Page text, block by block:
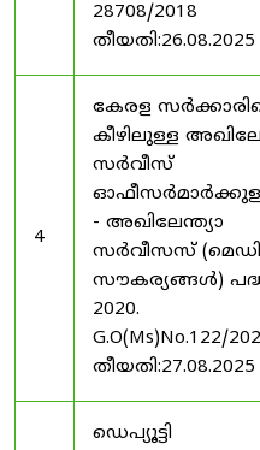
28708/2018
തീയതി:26.08.2025
4
കേരള
കീഴിലുള്ള
സർവീസ്
- അഖിലേന്ത്യാ
സർവീസസ്
സൗകര്യങ്ങൾ)
2020.
G.O(Ms)No.122/
തീയതി:27.08.2025
ഡെപ്യൂട്ടി